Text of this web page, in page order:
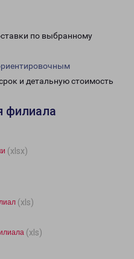
по выбранному
и детальную стоимость
филиала
(xlsx)
(xls)
(xls)